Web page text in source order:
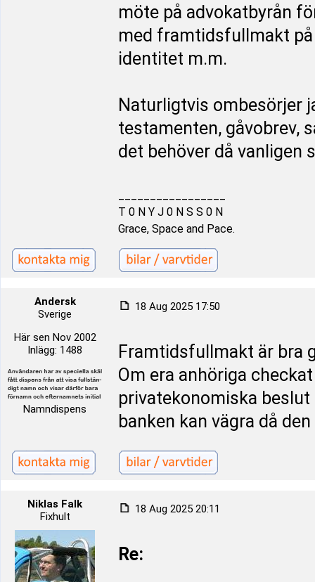
möte på advokatbyrån
med framtidsfullmakt
identitet m.m.
Naturligtvis ombesörjer
testamenten, gåvobrev,
det behöver då vanligen
T 0 N Y J 0 N S S 0 N
Grace, Space and Pace.
Andersk
Sverige
Här sen Nov 2002
Inlägg: 1488
Namndispens
18 Aug 2025 17:50
Framtidsfullmakt är bra
Om era anhöriga
privatekonomiska
banken kan vägra då
Niklas Falk
Fixhult
18 Aug 2025 20:11
Re: